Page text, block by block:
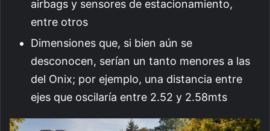
airbags y sensores de estacionamiento,
entre otros
Dimensiones que, si bien aún se
desconocen, serían un tanto menores a las
del Onix; por ejemplo, una distancia entre
ejes que oscilaría entre 2.52 y 2.58mts